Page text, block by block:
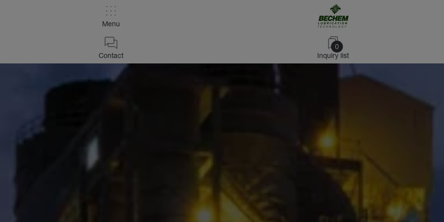
Menu
0
Inquiry list
Contact